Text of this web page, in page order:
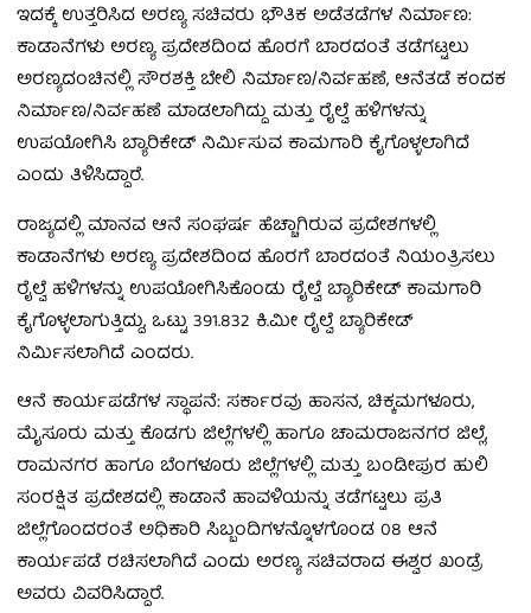
ಇದಕ್ಕೆ ಉತ್ತರಿಸಿದ ಅರಣ್ಯ ಸಚಿವರು ಭೌತಿಕ ಅಡೆತಡೆಗಳ ನಿರ್ಮಾಣ:
ಕಾಡಾನೆಗಳು ಅರಣ್ಯ ಪ್ರದೇಶದಿಂದ ಹೊರಗೆ ಬಾರದಂತೆ ತಡೆಗಟ್ಟಲು
ಅರಣ್ಯದಂಚಿನಲ್ಲಿ ಸೌರಶಕ್ತಿ ಬೇಲಿ ನಿರ್ಮಾಣ/ನಿರ್ವಹಣೆ, ಆನೆತಡೆ ಕಂದಕ
ನಿರ್ಮಾಣ/ನಿರ್ವಹಣೆ ಮಾಡಲಾಗಿದ್ದು ಮತ್ತು ರೈಲ್ವೆ ಹಳಿಗಳನ್ನು
ಉಪಯೋಗಿಸಿ ಬ್ಯಾರಿಕೇಡ್ ನಿರ್ಮಿಸುವ ಕಾಮಗಾರಿ ಕೈಗೊಳ್ಳಲಾಗಿದೆ
ಎಂದು ತಿಳಿಸಿದ್ದಾರೆ.
ರಾಜ್ಯದಲ್ಲಿ ಮಾನವ ಆನೆ ಸಂಘರ್ಷ ಹೆಚ್ಚಾಗಿರುವ ಪ್ರದೇಶಗಳಲ್ಲಿ
ಕಾಡಾನೆಗಳು ಅರಣ್ಯ ಪ್ರದೇಶದಿಂದ ಹೊರಗೆ ಬಾರದಂತೆ ನಿಯಂತ್ರಿಸಲು
ರೈಲ್ವೆ ಹಳಿಗಳನ್ನು ಉಪಯೋಗಿಸಿಕೊಂಡು ರೈಲ್ವೆ ಬ್ಯಾರಿಕೇಡ್ ಕಾಮಗಾರಿ
ಕೈಗೊಳ್ಳಲಾಗುತ್ತಿದ್ದು, ಒಟ್ಟು 391.832 ಕಿ.ಮೀ ರೈಲ್ವೆ ಬ್ಯಾರಿಕೇಡ್
ನಿರ್ಮಿಸಲಾಗಿದೆ ಎಂದರು.
ಆನೆ ಕಾರ್ಯಪಡೆಗಳ ಸ್ಥಾಪನೆ: ಸರ್ಕಾರವು ಹಾಸನ, ಚಿಕ್ಕಮಗಳೂರು,
ಮೈಸೂರು ಮತ್ತು ಕೊಡಗು ಜಿಲ್ಲೆಗಳಲ್ಲಿ ಹಾಗೂ ಚಾಮರಾಜನಗರ ಜಿಲ್ಲೆ,
ರಾಮನಗರ ಹಾಗೂ ಬೆಂಗಳೂರು ಜಿಲ್ಲೆಗಳಲ್ಲಿ ಮತ್ತು ಬಂಡೀಪುರ ಹುಲಿ
ಸಂರಕ್ಷಿತ ಪ್ರದೇಶದಲ್ಲಿ ಕಾಡಾನೆ ಹಾವಳಿಯನ್ನು ತಡೆಗಟ್ಟಲು ಪ್ರತಿ
ಜಿಲ್ಲೆಗೊಂದರಂತೆ ಅಧಿಕಾರಿ ಸಿಬ್ಬಂದಿಗಳನ್ನೊಳಗೊಂಡ 08 ಆನೆ
ಕಾರ್ಯಪಡೆ ರಚಿಸಲಾಗಿದೆ ಎಂದು ಅರಣ್ಯ ಸಚಿವರಾದ ಈಶ್ವರ ಖಂಡ್ರೆ
ಅವರು ವಿವರಿಸಿದ್ದಾರೆ.